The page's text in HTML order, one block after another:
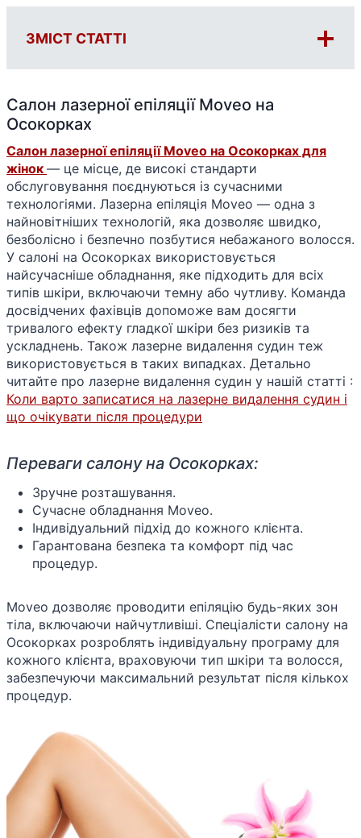
ЗМІСТ СТАТТІ
Салон лазерної епіляції Moveo на
Осокорках
Салон лазерної епіляції Moveo на Осокорках для
жінок — це місце, де високі стандарти
обслуговування поєднуються із сучасними
технологіями. Лазерна епіляція Moveo — одна з
найновітніших технологій, яка дозволяє швидко,
безболісно і безпечно позбутися небажаного волосся.
У салоні на Осокорках використовується
найсучасніше обладнання, яке підходить для всіх
типів шкіри, включаючи темну або чутливу. Команда
досвідчених фахівців допоможе вам досягти
тривалого ефекту гладкої шкіри без ризиків та
ускладнень. Також лазерне видалення судин теж
використовується в таких випадках. Детально
читайте про лазерне видалення судин у нашій статті :
Коли варто записатися на лазерне видалення судин і
що очікувати після процедури
Переваги салону на Осокорках:
Зручне розташування.
Сучасне обладнання Moveo.
Індивідуальний підхід до кожного клієнта.
Гарантована безпека та комфорт під час
процедур.
Moveo дозволяє проводити епіляцію будь-яких зон
тіла, включаючи найчутливіші. Спеціалісти салону на
Осокорках розроблять індивідуальну програму для
кожного клієнта, враховуючи тип шкіри та волосся,
забезпечуючи максимальний результат після кількох
процедур.